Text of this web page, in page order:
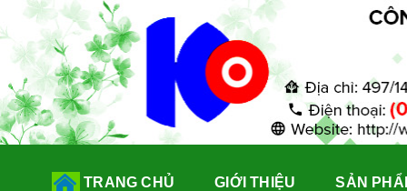
TRANG CHỦ GIỚI THIỆU SẢN